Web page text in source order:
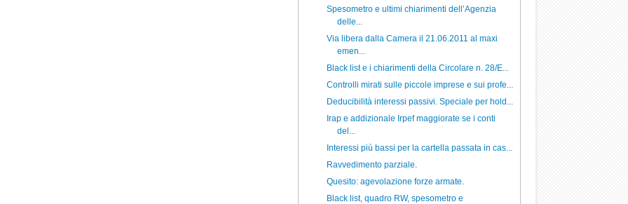
Spesometro e ultimi chiarimenti dell’Agenzia
delle...
Via libera dalla Camera il 21.06.2011 al maxi
emen...
Black list e i chiarimenti della Circolare n. 28/E...
Controlli mirati sulle piccole imprese e sui profe...
Deducibilità interessi passivi. Speciale per hold...
Irap e addizionale Irpef maggiorate se i conti
del...
Interessi più bassi per la cartella passata in cas...
Ravvedimento parziale.
Quesito: agevolazione forze armate.
Black list, quadro RW, spesometro e